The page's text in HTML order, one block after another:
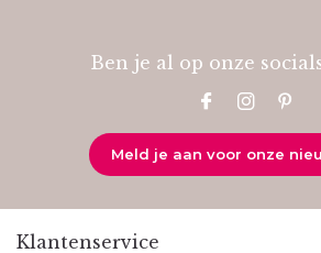
Ben je al op onze
Meld je aan voor onze
Klantenservice